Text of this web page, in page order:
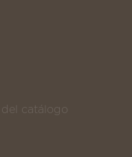
catálogo